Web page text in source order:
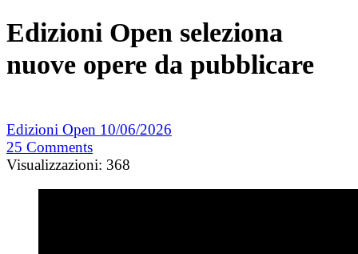
Edizioni Open seleziona
nuove opere da pubblicare
Edizioni Open 10/06/2026
25 Comments
Visualizzazioni: 368